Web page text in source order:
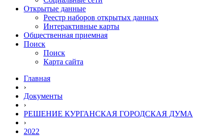
Открытые данные
Реестр наборов открытых данных
Интерактивные карты
Общественная приемная
Поиск
Поиск
Карта сайта
Главная
›
Документы
›
РЕШЕНИЕ КУРГАНСКАЯ ГОРОДСКАЯ ДУМА
›
2022